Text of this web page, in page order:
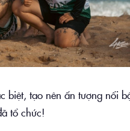
biệt, tạo nên ấn tượng nổi
tổ chức!